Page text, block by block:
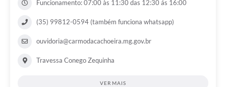
Funcionamento: 07:00 às 11:30 das 12:30 ás 16:00
(35) 99812-0594 (também funciona whatsapp)
ouvidoria@carmodacachoeira.mg.gov.br
Travessa Conego Zequinha
VER MAIS